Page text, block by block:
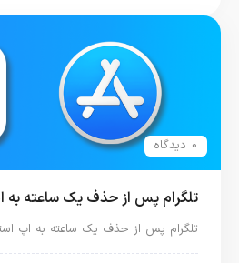
0 دیدگاه
تلگرام پس از حذف یک ساعته به
تلگرام پس از حذف یک ساعته به اپ